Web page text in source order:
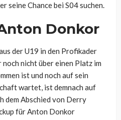
seine Chance bei S04 suchen.
Donkor
der U19 in den Profikader
nicht über einen Platz im
ist und noch auf sein
wartet, ist demnach auf
dem Abschied von Derry
für Anton Donkor